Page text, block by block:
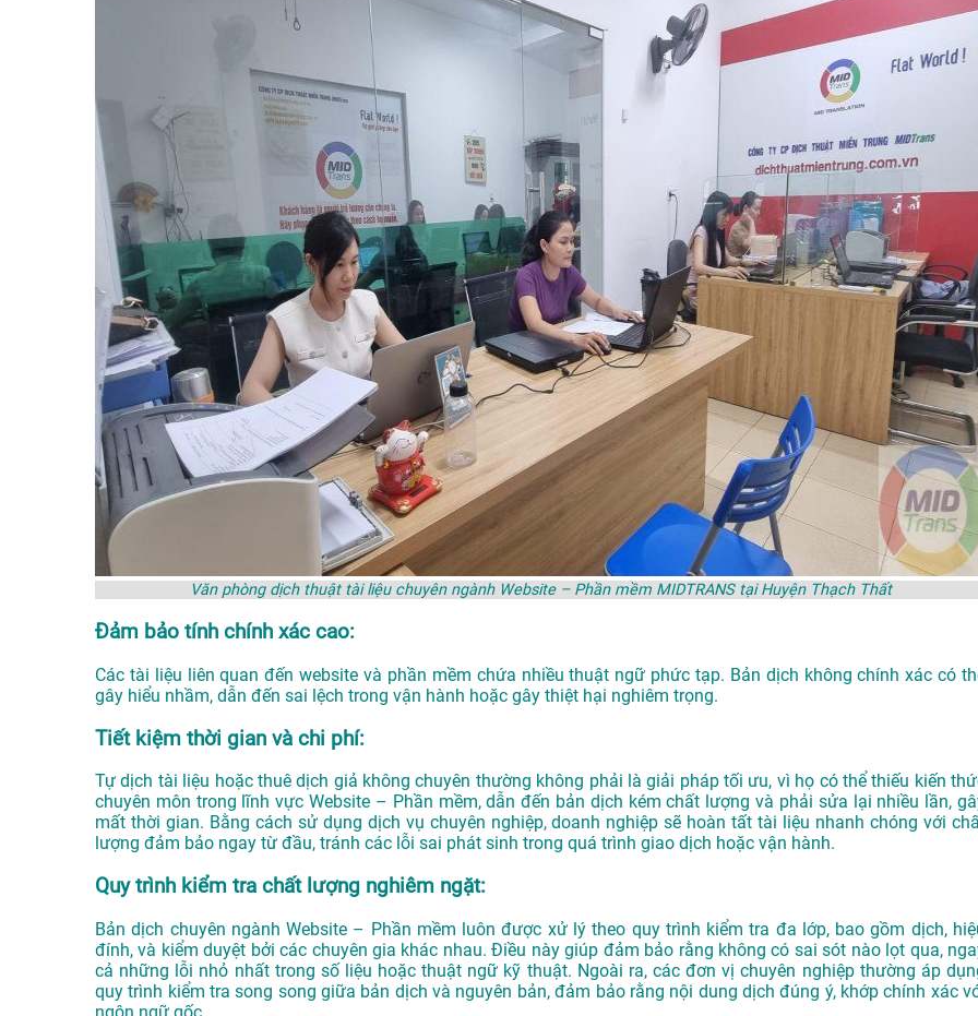
Văn phòng dịch thuật tài liệu chuyên ngành Website – Phần mềm MIDTRANS tại Huyện Thạch Thất
Đảm bảo tính chính xác cao:
Các tài liệu liên quan đến website và phần mềm chứa nhiều thuật ngữ phức tạp. Bản dịch không chính xác có
gây hiểu nhầm, dẫn đến sai lệch trong vận hành hoặc gây thiệt hại nghiêm trọng.
Tiết kiệm thời gian và chi phí:
Tự dịch tài liệu hoặc thuê dịch giả không chuyên thường không phải là giải pháp tối ưu, vì họ có thể thiếu kiến
chuyên môn trong lĩnh vực Website – Phần mềm, dẫn đến bản dịch kém chất lượng và phải sửa lại nhiều lần,
mất thời gian. Bằng cách sử dụng dịch vụ chuyên nghiệp, doanh nghiệp sẽ hoàn tất tài liệu nhanh chóng với
lượng đảm bảo ngay từ đầu, tránh các lỗi sai phát sinh trong quá trình giao dịch hoặc vận hành.
Quy trình kiểm tra chất lượng nghiêm ngặt:
Bản dịch chuyên ngành Website – Phần mềm luôn được xử lý theo quy trình kiểm tra đa lớp, bao gồm dịch,
đính, và kiểm duyệt bởi các chuyên gia khác nhau. Điều này giúp đảm bảo rằng không có sai sót nào lọt qua,
cả những lỗi nhỏ nhất trong số liệu hoặc thuật ngữ kỹ thuật. Ngoài ra, các đơn vị chuyên nghiệp thường áp
quy trình kiểm tra song song giữa bản dịch và nguyên bản, đảm bảo rằng nội dung dịch đúng ý, khớp chính xác
ngôn ngữ gốc.